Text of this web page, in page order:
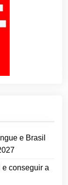
e Brasil
e conseguir a